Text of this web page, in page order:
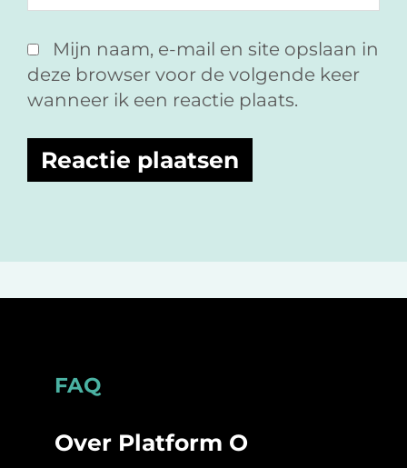
Mijn naam, e-mail en site opslaan in
deze browser voor de volgende keer
wanneer ik een reactie plaats.
Footer
FAQ
Over Platform O